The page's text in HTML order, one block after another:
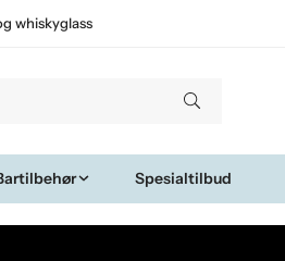
whiskyglass
Spesialtilbud